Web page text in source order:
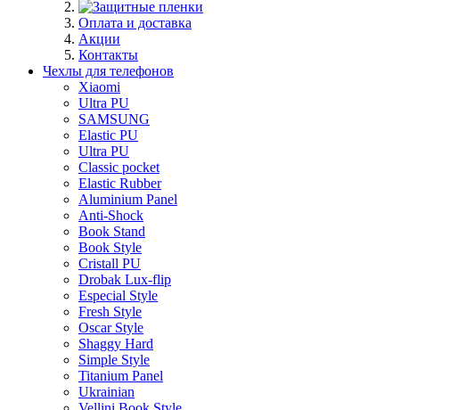
Оплата и доставка
Акции
Контакты
Чехлы для телефонов
Xiaomi
Ultra PU
SAMSUNG
Elastic PU
Ultra PU
Classic pocket
Elastic Rubber
Aluminium Panel
Anti-Shock
Book Stand
Book Style
Cristall PU
Drobak Lux-flip
Especial Style
Fresh Style
Oscar Style
Shaggy Hard
Simple Style
Titanium Panel
Ukrainian